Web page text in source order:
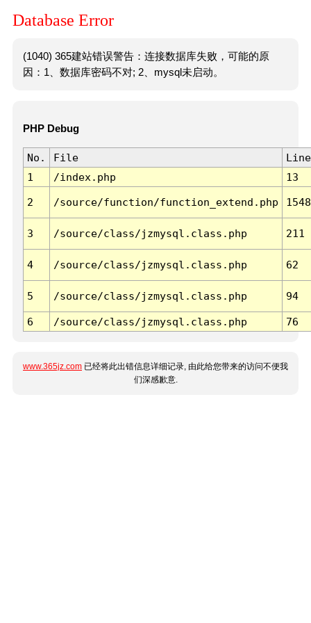
Database Error
(1040) 365建站错误警告：连接数据库失败，可能的原
因：1、数据库密码不对; 2、mysql未启动。
PHP Debug
No. File
Line
1
/index.php 13
2 /source/function/function_extend.php 1548
3 /source/class/jzmysql.class.php 211
4 /source/class/jzmysql.class.php 62
5 /source/class/jzmysql.class.php 94
6 /source/class/jzmysql.class.php 76
www.365jz.com 已经将此出错信息详细记录, 由此给您带来的访问不便我
们深感歉意.